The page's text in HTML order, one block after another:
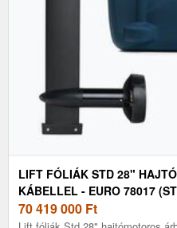
LIFT FÓLIÁK STD 28"
KÁBELLEL - EURO 78017
CORD - EURO 78017)
70 419 000 Ft